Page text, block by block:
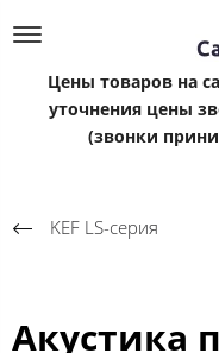
Цены товаров на
уточнения цены
(звонки
KEF LS-серия
Акустика